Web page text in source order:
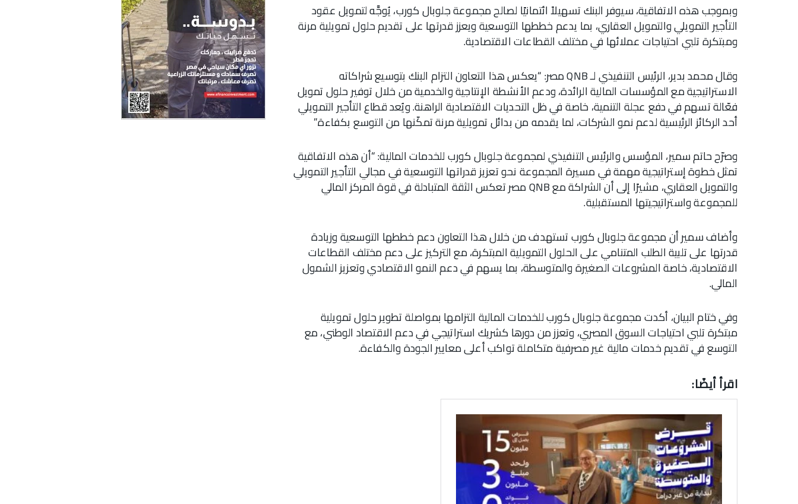
وبموجب هذه الاتفاقية، سيوفر البنك تسهيلاً ائتمانيًا لصالح مجموعة جلوبال كورب، يُوجَّه لتمويل عقود
التأجير التمويلي والتمويل العقاري، بما يدعم خططها التوسعية ويعزز قدرتها على تقديم حلول تمويلية مرنة
ومبتكرة تلبي احتياجات عملائها في مختلف القطاعات الاقتصادية.
وقال محمد بدير، الرئيس التنفيذي لـ QNB مصر: “يعكس هذا التعاون التزام البنك بتوسيع شراكاته
الاستراتيجية مع المؤسسات المالية الرائدة، ودعم الأنشطة الإنتاجية والخدمية من خلال توفير حلول تمويل
فعّالة تسهم في دفع عجلة التنمية، خاصة في ظل التحديات الاقتصادية الراهنة. ويُعد قطاع التأجير التمويلي
أحد الركائز الرئيسية لدعم نمو الشركات، لما يقدمه من بدائل تمويلية مرنة تمكّنها من التوسع بكفاءة.”
وصرّح حاتم سمير، المؤسس والرئيس التنفيذي لمجموعة جلوبال كورب للخدمات المالية: “أن هذه الاتفاقية
تمثل خطوة إستراتيجية مهمة في مسيرة المجموعة نحو تعزيز قدراتها التوسعية في مجالي التأجير التمويلي
والتمويل العقاري، مشيرًا إلى أن الشراكة مع QNB مصر تعكس الثقة المتبادلة في قوة المركز المالي
للمجموعة واستراتيجيتها المستقبلية.
وأضاف سمير أن مجموعة جلوبال كورب تستهدف من خلال هذا التعاون دعم خططها التوسعية وزيادة
قدرتها على تلبية الطلب المتنامي على الحلول التمويلية المبتكرة، مع التركيز على دعم مختلف القطاعات
الاقتصادية، خاصة المشروعات الصغيرة والمتوسطة، بما يسهم في دعم النمو الاقتصادي وتعزيز الشمول
المالي.
وفي ختام البيان، أكدت مجموعة جلوبال كورب للخدمات المالية التزامها بمواصلة تطوير حلول تمويلية
مبتكرة تلبي احتياجات السوق المصري، وتعزز من دورها كشريك استراتيجي في دعم الاقتصاد الوطني، مع
التوسع في تقديم خدمات مالية غير مصرفية متكاملة تواكب أعلى معايير الجودة والكفاءة.
اقرأ أيضًا: